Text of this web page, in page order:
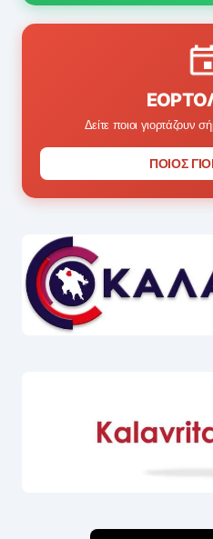
ΠΡΟΒΟΛΗ
Δείτε ποιοι γιορτάζουν
ΠΟΙΟΣ